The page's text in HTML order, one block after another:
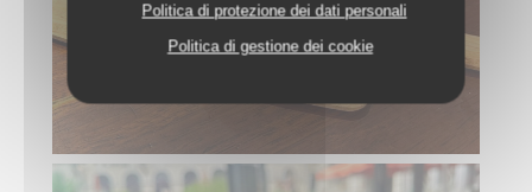
Politica di protezione dei dati personali
Politica di gestione dei cookie